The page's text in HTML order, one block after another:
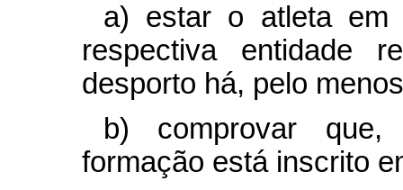
a) estar o atleta em
respectiva entidade
desporto há, pelo
b) comprovar
formação está inscrito